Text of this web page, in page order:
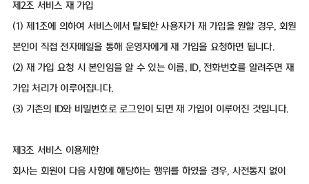
제2조 서비스 재 가입
(1) 제1조에 의하여 서비스에서 탈퇴한 사용자가 재 가입을 원할 경우, 회원
본인이 직접 전자메일을 통해 운영자에게 재 가입을 요청하면 됩니다.
(2) 재 가입 요청 시 본인임을 알 수 있는 이름, ID, 전화번호를 알려주면 재
가입 처리가 이루어집니다.
(3) 기존의 ID와 비밀번호로 로그인이 되면 재 가입이 이루어진 것입니다.
제3조 서비스 이용제한
회사는 회원이 다음 사항에 해당하는 행위를 하였을 경우, 사전통지 없이